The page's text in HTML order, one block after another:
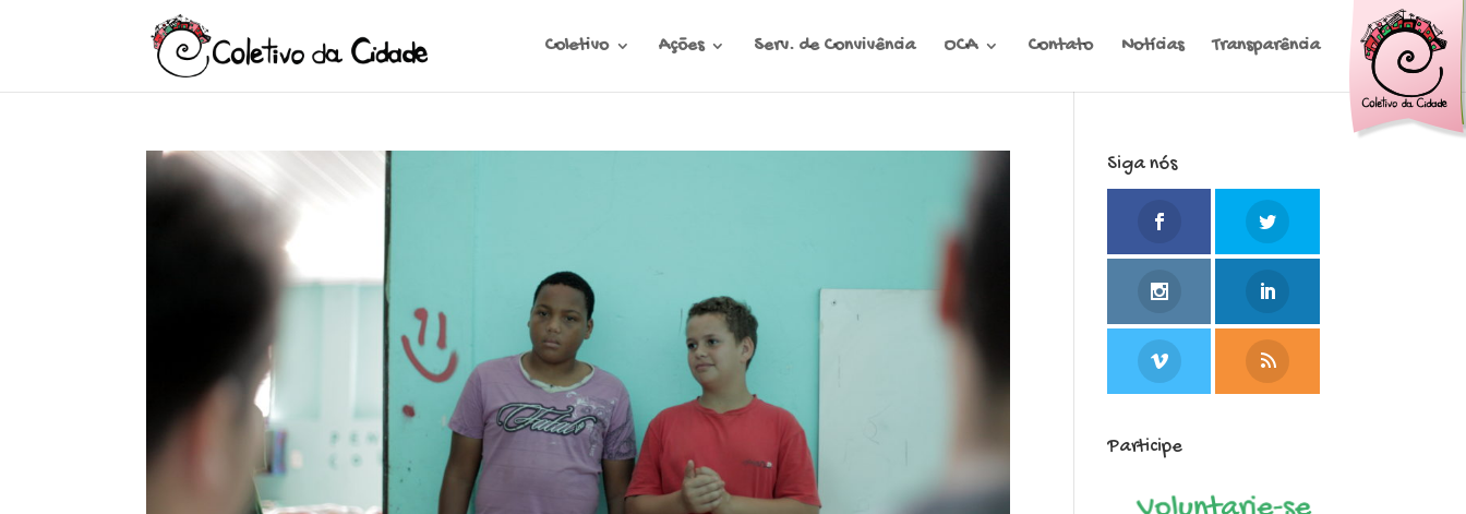
Coletivo Ações Serv. de Convivência OCA Contato Notícias Transparência
Siga nós
Participe